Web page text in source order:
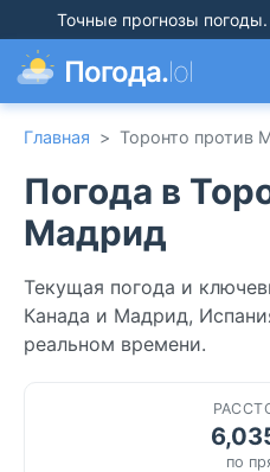
Точные прогнозы погоды.
Погода.lol
Главная > Торонто против
Погода в
Мадрид
Текущая погода и
Канада и Мадрид,
реальном времени.
по